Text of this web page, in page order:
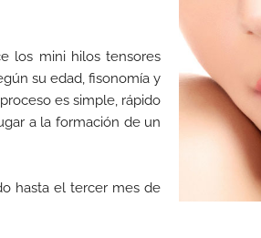
los mini hilos tensores
su edad, fisonomía y
es simple, rápido
a la formación de un
hasta el tercer mes de